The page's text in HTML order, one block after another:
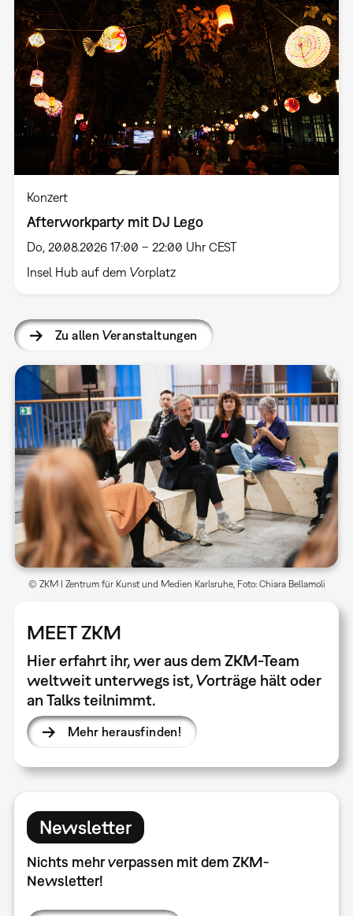
Konzert
Afterworkparty mit DJ Lego
Do, 20.08.2026 17:00 – 22:00 Uhr CEST
Insel Hub auf dem Vorplatz
Zu allen Veranstaltungen
MEET ZKM
Hier erfahrt ihr, wer aus dem ZKM-Team
weltweit unterwegs ist, Vorträge hält oder
an Talks teilnimmt.
Mehr herausfinden!
© ZKM | Zentrum für Kunst und Medien Karlsruhe, Foto: Chiara Bellamoli
Newsletter
Nichts mehr verpassen mit dem ZKM-
Newsletter!